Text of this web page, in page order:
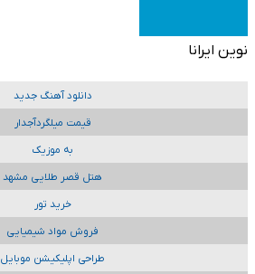
نوین ایرانا
دانلود آهنگ جدید
قیمت میلگردآجدار
به موزیک
هتل قصر طلایی مشهد
خرید تور
فروش مواد شیمیایی
طراحی اپلیکیشن موبایل